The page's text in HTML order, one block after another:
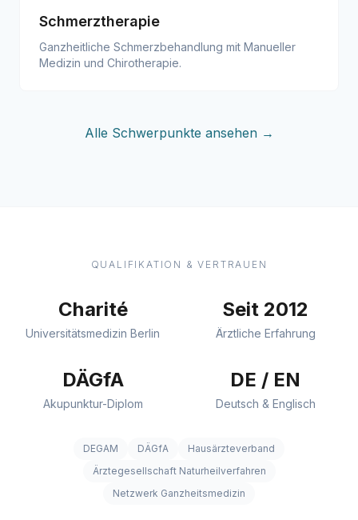
Schmerztherapie
Ganzheitliche Schmerzbehandlung mit Manueller
Medizin und Chirotherapie.
Alle Schwerpunkte ansehen →
QUALIFIKATION & VERTRAUEN
Charité
Universitätsmedizin Berlin
Seit 2012
Ärztliche Erfahrung
DÄGfA
Akupunktur-Diplom
DE / EN
Deutsch & Englisch
DEGAM DÄGfA
Hausärzteverband
Ärztegesellschaft Naturheilverfahren
Netzwerk Ganzheitsmedizin